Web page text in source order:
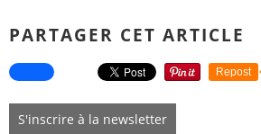
PARTAGER CET ARTICLE
Repost
S'inscrire à la newsletter